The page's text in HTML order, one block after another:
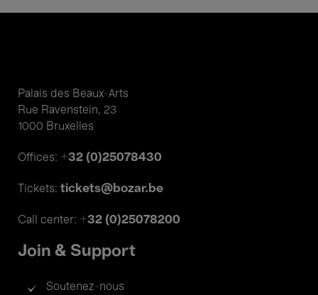
Palais des Beaux-Arts
Rue Ravenstein, 23
1000 Bruxelles
Offices: +32 (0)25078430
Tickets: tickets@bozar.be
Call center: +32 (0)25078200
Join & Support
Soutenez-nous